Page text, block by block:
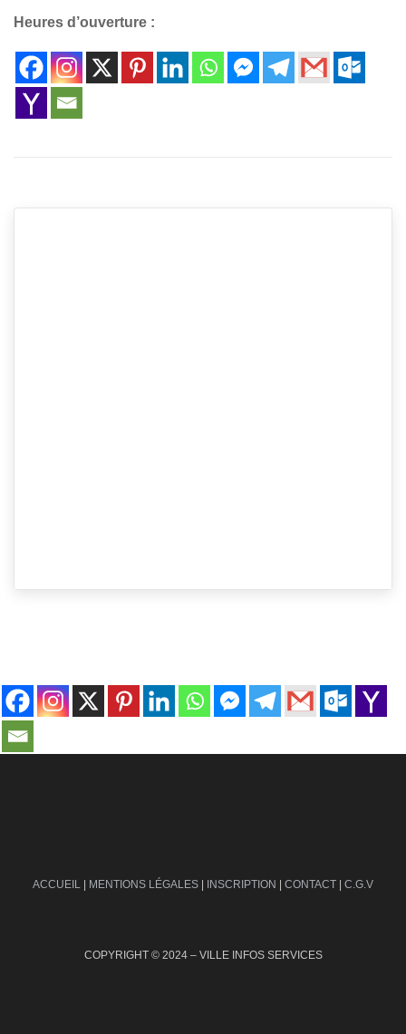
Heures d’ouverture :
ACCUEIL | MENTIONS LÉGALES | INSCRIPTION | CONTACT | C.G.V
COPYRIGHT © 2024 – VILLE INFOS SERVICES